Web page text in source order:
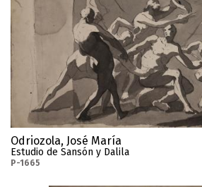
Odriozola, José María
Estudio de Sansón y Dalila
P-1665